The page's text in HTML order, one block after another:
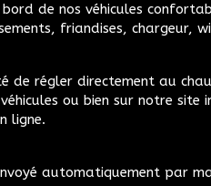
bord de nos véhicules
friandises, chargeur,
de régler directement au
ou bien sur notre
ligne.
automatiquement par